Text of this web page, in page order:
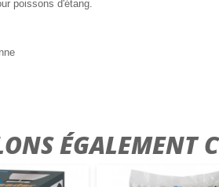
poissons d'étang.
ÉGALEMENT